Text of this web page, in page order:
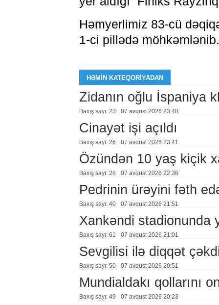
Həmyerlimiz 83-cü
1-ci pillədə möhkəmlənib.
HƏMIN KATEQORIYADAN
Zidanın oğlu İspaniya
Baxış sayı: 23 07 avqust 2026 23:48
Cinayət işi açıldı
Baxış sayı: 26 07 avqust 2026 23:41
Özündən 10 yaş kiçik
Baxış sayı: 28 07 avqust 2026 22:36
Pedrinin ürəyini fəth
Baxış sayı: 40 07 avqust 2026 21:51
Xankəndi stadionunda
Baxış sayı: 61 07 avqust 2026 21:01
Sevgilisi ilə diqqət
Baxış sayı: 50 07 avqust 2026 20:51
Mundialdakı qollarını
Baxış sayı: 49 07 avqust 2026 20:23